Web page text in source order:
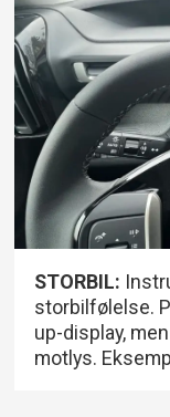
STORBIL:
storbilfølelse.
up-display,
motlys.